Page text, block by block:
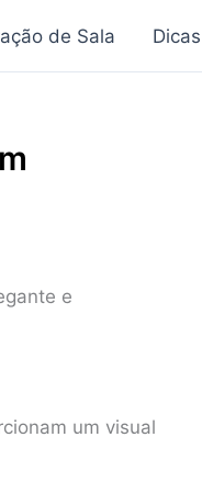
de Sala
e
um visual